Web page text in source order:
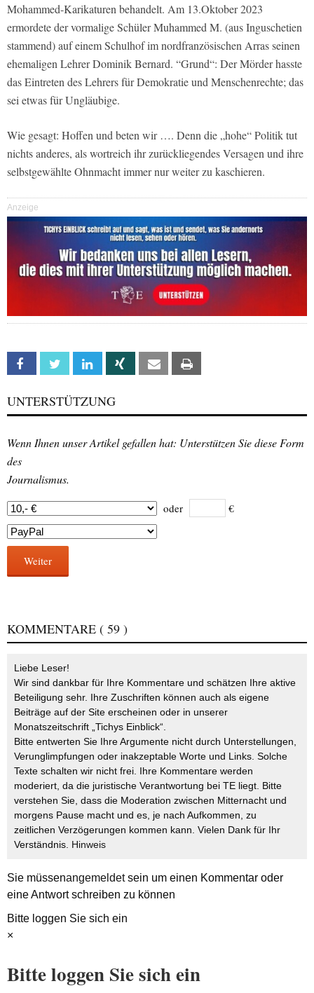
Mohammed-Karikaturen behandelt. Am 13.Oktober 2023
ermordete der vormalige Schüler Muhammed M. (aus Inguschetien
stammend) auf einem Schulhof im nordfranzösischen Arras seinen
ehemaligen Lehrer Dominik Bernard. “Grund“: Der Mörder hasste
das Eintreten des Lehrers für Demokratie und Menschenrechte; das
sei etwas für Ungläubige.
Wie gesagt: Hoffen und beten wir …. Denn die „hohe“ Politik tut
nichts anderes, als wortreich ihr zurückliegendes Versagen und ihre
selbstgewählte Ohnmacht immer nur weiter zu kaschieren.
Anzeige
Facebook Twitter Linkedin Xing Email
UNTERSTÜTZUNG
Wenn Ihnen unser Artikel gefallen hat: Unterstützen Sie diese Form
des
Journalismus.
oder €
Weiter
KOMMENTARE ( 59 )
Liebe Leser!
Wir sind dankbar für Ihre Kommentare und schätzen Ihre aktive
Beteiligung sehr. Ihre Zuschriften können auch als eigene
Beiträge auf der Site erscheinen oder in unserer
Monatszeitschrift „Tichys Einblick“.
Bitte entwerten Sie Ihre Argumente nicht durch Unterstellungen,
Verunglimpfungen oder inakzeptable Worte und Links. Solche
Texte schalten wir nicht frei. Ihre Kommentare werden
moderiert, da die juristische Verantwortung bei TE liegt. Bitte
verstehen Sie, dass die Moderation zwischen Mitternacht und
morgens Pause macht und es, je nach Aufkommen, zu
zeitlichen Verzögerungen kommen kann. Vielen Dank für Ihr
Verständnis. Hinweis
Sie müssenangemeldetsein um einen Kommentar oder
eine Antwort schreiben zu können
Bitte loggen Sie sich ein
×
Bitte loggen Sie sich ein